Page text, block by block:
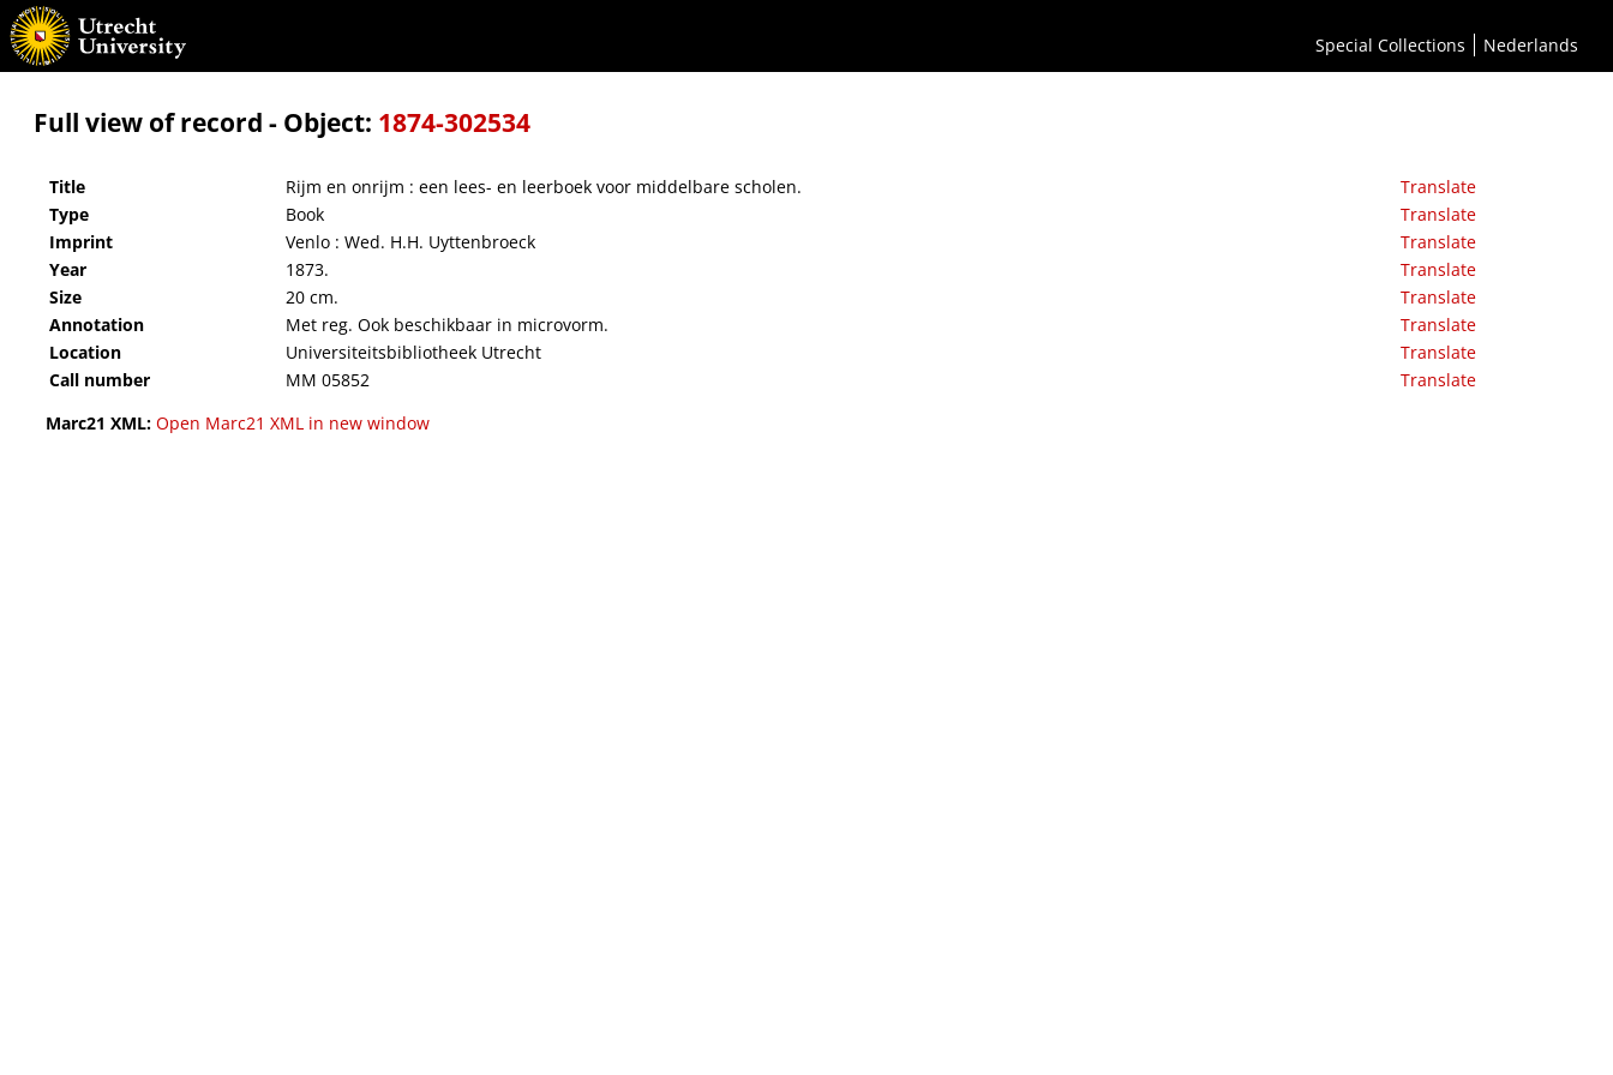
Special Collections Nederlands
Rijm en onrijm : een lees- en leerboek voor middelbare scholen.
Full view of record - Object: 1874-302534
Title Rijm en onrijm : een lees- en leerboek voor middelbare scholen.
Translate
Type
Book
Translate
Imprint
Venlo : Wed. H.H. Uyttenbroeck
Translate
Year
1873.
Translate
Size
20 cm.
Translate
Annotation
Met reg. Ook beschikbaar in microvorm.
Translate
Location
Universiteitsbibliotheek Utrecht
Translate
Call number
MM 05852
Translate
Marc21 XML: Open Marc21 XML in new window